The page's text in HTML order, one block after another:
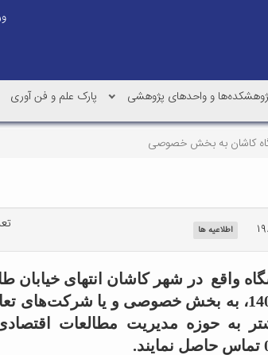
و واحدهای پژوهشی پارک علم و فن آوری
کاشان به بخش خصوصی
اطلاعیه ها
واقع در شهر کاشان انتهای خیابان
جمشید کاشانی را برای مدت محدود از تاریخ 1401/02/1، به